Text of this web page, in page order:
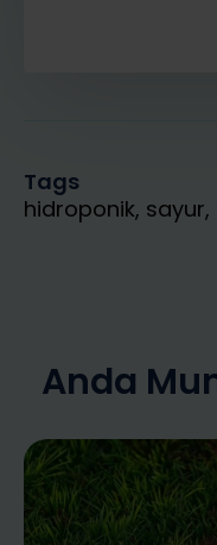
Tags
hidroponik sayur
Anda